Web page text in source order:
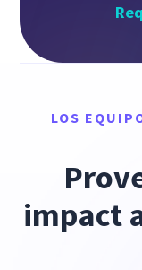
LOS
impact